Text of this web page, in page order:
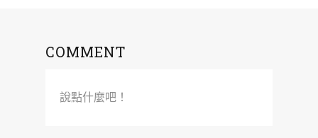
COMMENT
說點什麼吧！